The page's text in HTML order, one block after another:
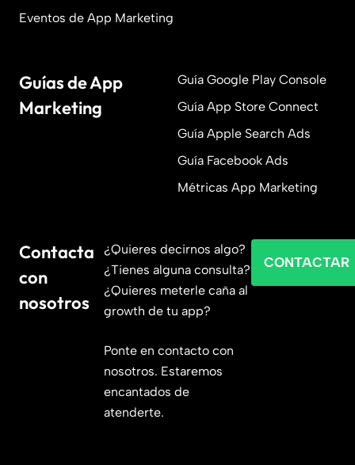
Eventos de App Marketing
Guías de App
Marketing
Guía Google Play Console
Guía App Store Connect
Guía Apple Search Ads
Guía Facebook Ads
Métricas App Marketing
Contacta
con
nosotros
¿Quieres decirnos algo?
¿Tienes alguna consulta?
¿Quieres meterle caña al
growth de tu app?
Ponte en contacto con
nosotros. Estaremos
encantados de
atenderte.
CONTACTAR